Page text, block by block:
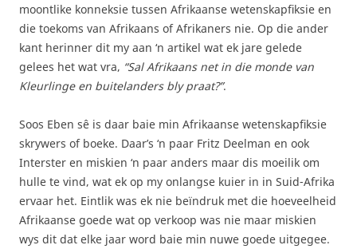
moontlike konneksie tussen Afrikaanse wetenskapfiksie en
die toekoms van Afrikaans of Afrikaners nie. Op die ander
kant herinner dit my aan ‘n artikel wat ek jare gelede
gelees het wat vra, “Sal Afrikaans net in die monde van
Kleurlinge en buitelanders bly praat?”.
Soos Eben sê is daar baie min Afrikaanse wetenskapfiksie
skrywers of boeke. Daar’s ‘n paar Fritz Deelman en ook
Interster en miskien ‘n paar anders maar dis moeilik om
hulle te vind, wat ek op my onlangse kuier in in Suid-Afrika
ervaar het. Eintlik was ek nie beïndruk met die hoeveelheid
Afrikaanse goede wat op verkoop was nie maar miskien
wys dit dat elke jaar word baie min nuwe goede uitgegee.